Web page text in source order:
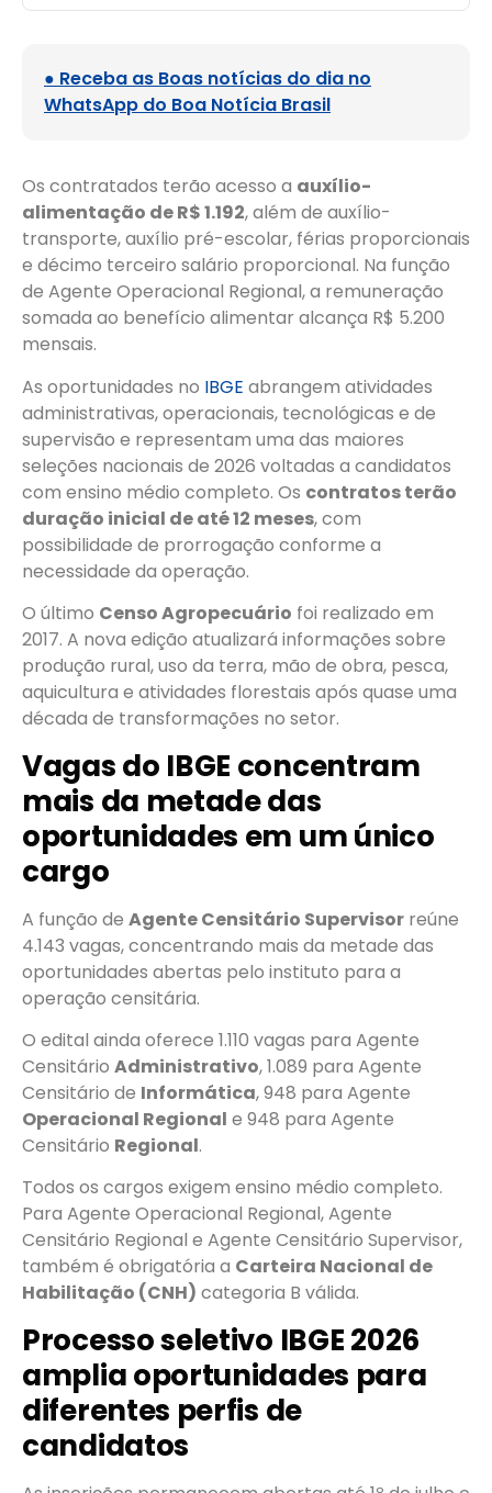
● Receba as Boas notícias do dia no
WhatsApp do Boa Notícia Brasil
Os contratados terão acesso a auxílio-
alimentação de R$ 1.192, além de auxílio-
transporte, auxílio pré-escolar, férias proporcionais
e décimo terceiro salário proporcional. Na função
de Agente Operacional Regional, a remuneração
somada ao benefício alimentar alcança R$ 5.200
mensais.
As oportunidades no IBGE abrangem atividades
administrativas, operacionais, tecnológicas e de
supervisão e representam uma das maiores
seleções nacionais de 2026 voltadas a candidatos
com ensino médio completo. Os contratos terão
duração inicial de até 12 meses, com
possibilidade de prorrogação conforme a
necessidade da operação.
O último Censo Agropecuário foi realizado em
2017. A nova edição atualizará informações sobre
produção rural, uso da terra, mão de obra, pesca,
aquicultura e atividades florestais após quase uma
década de transformações no setor.
Vagas do IBGE concentram
mais da metade das
oportunidades em um único
cargo
A função de Agente Censitário Supervisor reúne
4.143 vagas, concentrando mais da metade das
oportunidades abertas pelo instituto para a
operação censitária.
O edital ainda oferece 1.110 vagas para Agente
Censitário Administrativo, 1.089 para Agente
Censitário de Informática, 948 para Agente
Operacional Regional e 948 para Agente
Censitário Regional.
Todos os cargos exigem ensino médio completo.
Para Agente Operacional Regional, Agente
Censitário Regional e Agente Censitário Supervisor,
também é obrigatória a Carteira Nacional de
Habilitação (CNH) categoria B válida.
Processo seletivo IBGE 2026
amplia oportunidades para
diferentes perfis de
candidatos